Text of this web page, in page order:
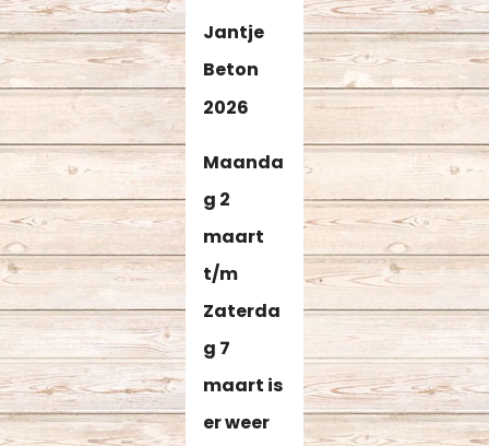
Jantje
Beton
2026
Maanda
g 2
maart
t/m
Zaterda
g 7
maart is
er weer